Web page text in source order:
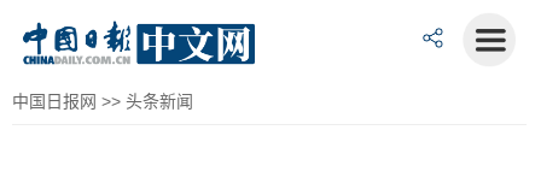
中国日报网 >> 头条新闻